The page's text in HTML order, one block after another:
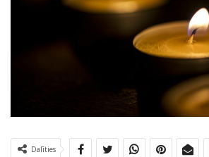
Dalīties